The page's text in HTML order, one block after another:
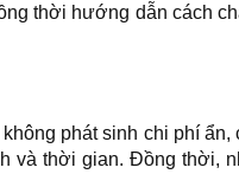
thời hướng dẫn cách
phát sinh chi phí
và thời gian. Đồng thời,